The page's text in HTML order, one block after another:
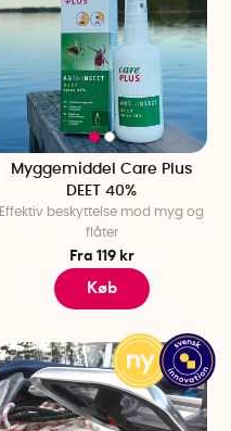
Myggemiddel Care Plus
DEET 40%
Effektiv beskyttelse mod myg og
flåter
Fra 119 kr
Køb